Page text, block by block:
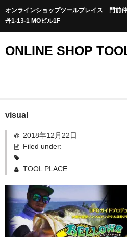
オンラインショップツールプレイス 門前
丹1-13-1 MOビル1F
ONLINE SHOP
visual
2018年12月22日
Filed under:
TOOL PLACE